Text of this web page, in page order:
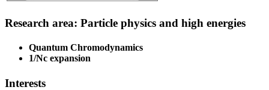
Research area: Particle physics and high energies
Quantum Chromodynamics
1/Nc expansion
Interests